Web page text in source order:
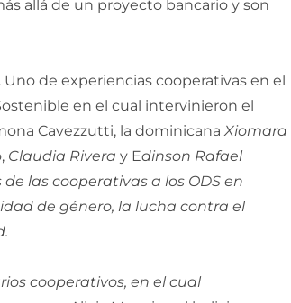
allá de un proyecto bancario y son
de experiencias cooperativas en el
en el cual intervinieron el
Cavezzutti, la dominicanaXiomara
Claudia Rivera y Edinson Rafael
las cooperativas a los ODS en
de género, la lucha contra el
cooperativos, en el cual